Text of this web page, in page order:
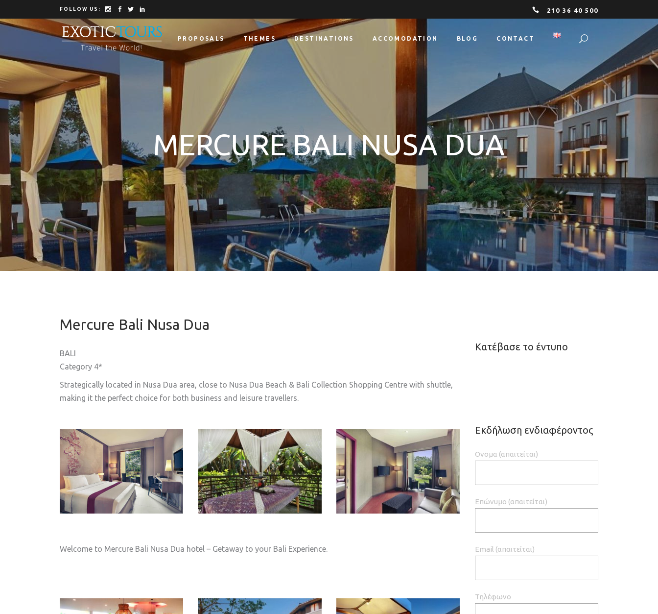
FOLLOW US: 210 36 40 500
PROPOSALS THEMES DESTINATIONS ACCOMODATION BLOG CONTACT
MERCURE BALI NUSA DUA
Mercure Bali Nusa Dua
BALI
Category 4*
Strategically located in Nusa Dua area, close to Nusa Dua Beach & Bali Collection Shopping Centre with shuttle,
making it the perfect choice for both business and leisure travellers.
Welcome to Mercure Bali Nusa Dua hotel – Getaway to your Bali Experience.
Κατέβασε το έντυπο
Εκδήλωση ενδιαφέροντος
Ονομα (απαιτείται)
Επώνυμο (απαιτείται)
Email (απαιτείται)
Τηλέφωνο